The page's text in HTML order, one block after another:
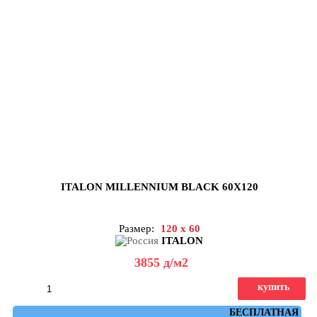
ITALON MILLENNIUM BLACK 60X120
Размер:
120 x 60
ITALON
3855 д/м2
БЕСПЛАТНАЯ
купить